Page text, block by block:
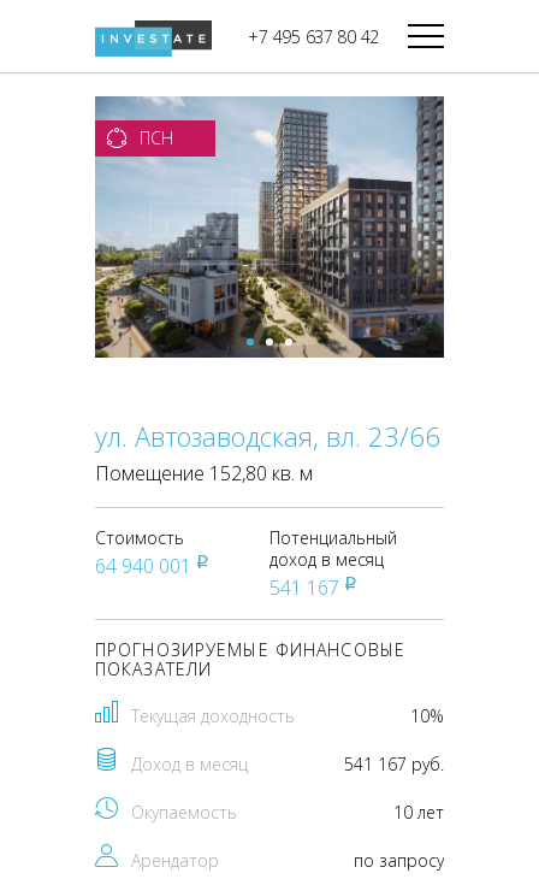
+7 495 637 80 42
Дикси
Мираторг
Магнолия
В башне
Башня Федерация-II
Башня Федерация-I
Восток
Город Столиц,
Северный блок
Город Столиц,
Южный блок
ПСН
ул. Автозаводская, вл. 23/66
Помещение 152,80 кв. м
Стоимость
64 940 001 pуб
Потенциальный
доход в месяц
541 167 pуб
ПРОГНОЗИРУЕМЫЕ ФИНАНСОВЫЕ
ПОКАЗАТЕЛИ
Текущая доходность 10%
Доход в месяц 541 167 руб.
Окупаемость 10 лет
Арендатор по запросу